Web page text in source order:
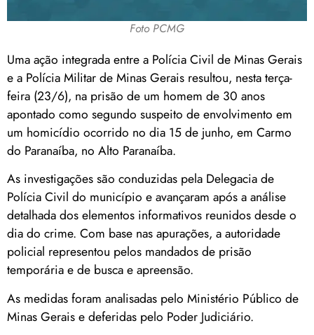
Foto PCMG
Uma ação integrada entre a Polícia Civil de Minas Gerais
e a Polícia Militar de Minas Gerais resultou, nesta terça-
feira (23/6), na prisão de um homem de 30 anos
apontado como segundo suspeito de envolvimento em
um homicídio ocorrido no dia 15 de junho, em Carmo
do Paranaíba, no Alto Paranaíba.
As investigações são conduzidas pela Delegacia de
Polícia Civil do município e avançaram após a análise
detalhada dos elementos informativos reunidos desde o
dia do crime. Com base nas apurações, a autoridade
policial representou pelos mandados de prisão
temporária e de busca e apreensão.
As medidas foram analisadas pelo Ministério Público de
Minas Gerais e deferidas pelo Poder Judiciário.